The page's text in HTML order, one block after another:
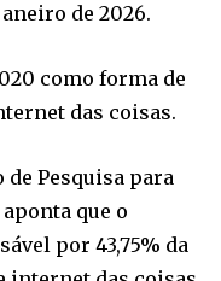
de 2026.
como forma de
das coisas.
Pesquisa para
que o
por 43,75% da